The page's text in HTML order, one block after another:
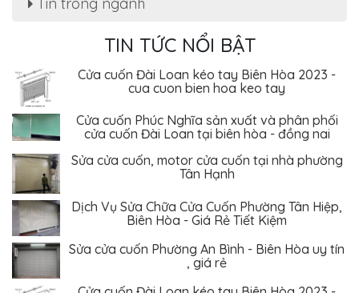
TIN TỨC NỔI BẬT
Sửa cửa cuốn Phường An Bình - Biên Hòa uy tín
Cửa cuốn Đài Loan kéo tay Biên Hòa 2023 -
cua cuon bien hoa keo tay
Cửa cuốn Phúc Nghĩa sản xuất và phân phối
cửa cuốn Đài Loan tại biên hòa - đồng nai
Sửa cửa cuốn, motor cửa cuốn tại nhà phường
Tân Hạnh
Dịch Vụ Sửa Chữa Cửa Cuốn Phường Tân Hiệp,
Biên Hòa - Giá Rẻ Tiết Kiệm
Sửa cửa cuốn Phường An Bình - Biên Hòa uy tín
Cửa cuốn Đài Loan kéo tay Biên Hòa 2023 -
cua cuon bien hoa keo tay